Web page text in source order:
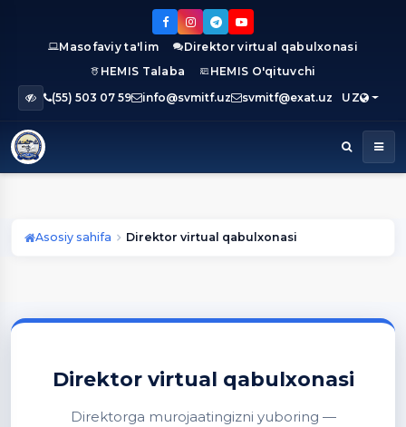
Masofaviy ta'lim
Direktor virtual qabulxonasi
HEMIS Talaba
HEMIS O'qituvchi
(55) 503 07 59
info@svmitf.uz svmitf@exat.uz UZ
Asosiy sahifa Direktor virtual qabulxonasi
Direktor virtual qabulxonasi
Direktorga murojaatingizni yuboring —